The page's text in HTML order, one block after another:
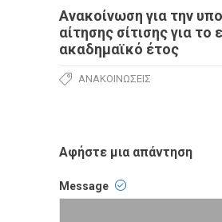
Ανακοίνωση για την
αίτησης σίτισης για το
ακαδημαϊκό έτος
ΑΝΑΚΟΙΝΏΣΕΙΣ
Αφήστε μια απάντηση
Message